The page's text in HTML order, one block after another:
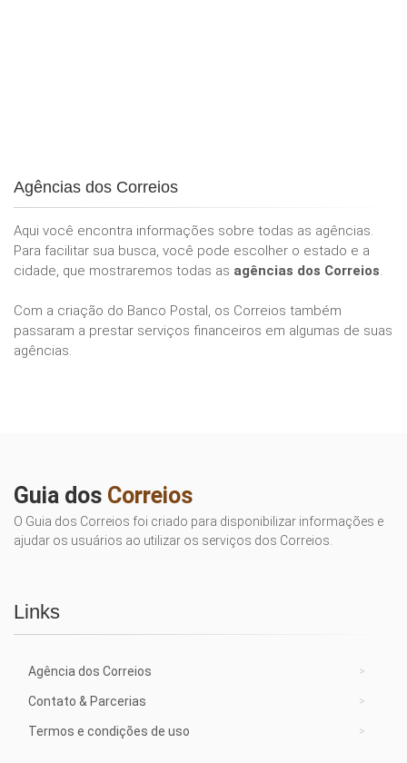
Agências dos Correios
Aqui você encontra informações sobre todas as agências.
Para facilitar sua busca, você pode escolher o estado e a
cidade, que mostraremos todas as agências dos Correios.
Com a criação do Banco Postal, os Correios também
passaram a prestar serviços financeiros em algumas de suas
agências.
Guia dos Correios
O Guia dos Correios foi criado para disponibilizar informações e
ajudar os usuários ao utilizar os serviços dos Correios.
Links
Agência dos Correios
Contato & Parcerias
Termos e condições de uso